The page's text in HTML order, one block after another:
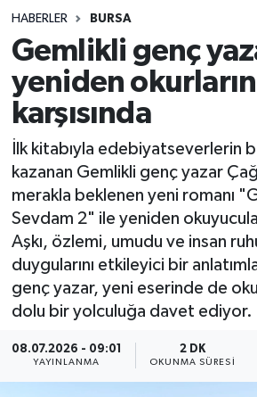
HABERLER BURSA
Gemlikli genç
yeniden
karşısında
İlk kitabıyla edebiyatseverlerin
kazanan Gemlikli genç yazar
merakla beklenen yeni romanı
Sevdam 2" ile yeniden
Aşkı, özlemi, umudu ve insan
duygularını etkileyici bir
genç yazar, yeni eserinde de
dolu bir yolculuğa davet ediyor.
08.07.2026 - 09:01
YAYINLANMA
2 DK
OKUNMA SÜRESI
Spor
Teknoloji
Yaşam